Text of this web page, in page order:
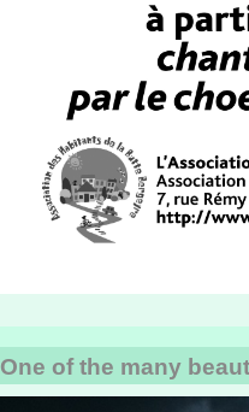
One of the many